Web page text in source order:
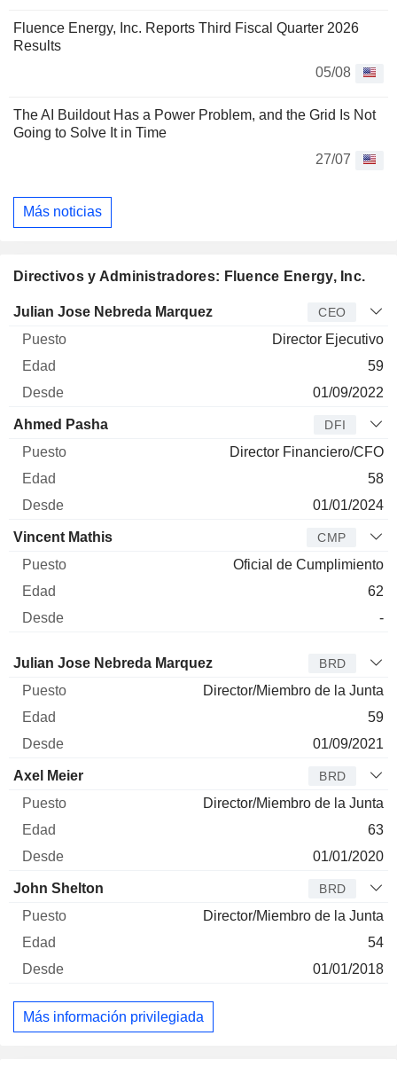
Fluence Energy, Inc. Reports Third Fiscal Quarter 2026
Results
05/08
The AI Buildout Has a Power Problem, and the Grid Is Not
Going to Solve It in Time
27/07
Más noticias
Directivos y Administradores: Fluence Energy, Inc.
Director Puesto Edad Desde
Julian Jose Nebreda Marquez CEO
Director Ejecutivo
59
01/09/2022
Ahmed Pasha DFI
Director Financiero/CFO
58
01/01/2024
Vincent Mathis CMP
Oficial de Cumplimiento
62
-
Administrador Puesto Edad Desde
Julian Jose Nebreda Marquez BRD
Director/Miembro de la Junta
59
01/09/2021
Axel Meier BRD
Director/Miembro de la Junta
63
01/01/2020
John Shelton BRD
Director/Miembro de la Junta
54
01/01/2018
Más información privilegiada